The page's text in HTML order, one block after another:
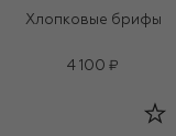
Хлопковые брифы
4 100 ₽